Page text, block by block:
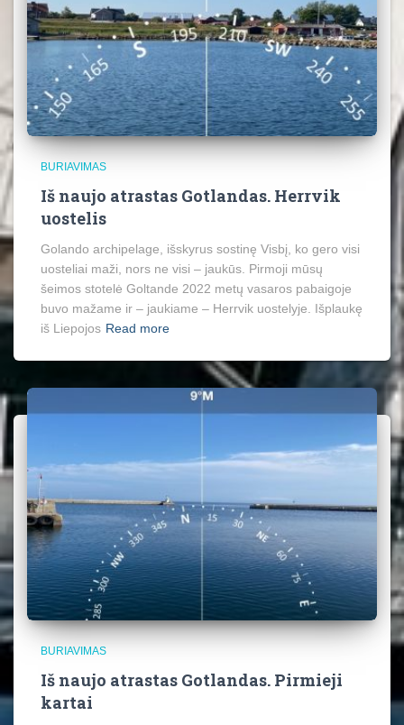
BURIAVIMAS
Iš naujo atrastas Gotlandas. Herrvik
uostelis
Golando archipelage, išskyrus sostinę Visbį, ko gero visi
uosteliai maži, nors ne visi – jaukūs. Pirmoji mūsų
šeimos stotelė Goltande 2022 metų vasaros pabaigoje
buvo mažame ir – jaukiame – Herrvik uostelyje. Išplaukę
iš Liepojos Read more
BURIAVIMAS
Iš naujo atrastas Gotlandas. Pirmieji
kartai